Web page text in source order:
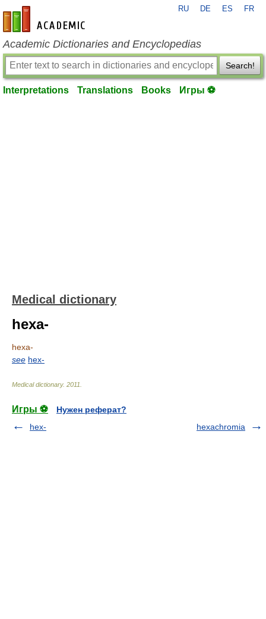
en-academic.com
RU DE ES FR
Academic Dictionaries and Encyclopedias
Search!
Interpretations Translations Books Игры ⚽
Medical dictionary
hexa-
hexa-
see hex-
Medical dictionary. 2011
Игры ⚽
Нужен реферат?
hex-
hexachromia